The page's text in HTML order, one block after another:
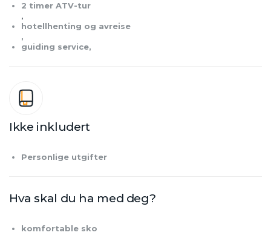
2 timer ATV-tur
,
hotellhenting og avreise
,
guiding service,
Ikke inkludert
Personlige utgifter
Hva skal du ha med deg?
komfortable sko